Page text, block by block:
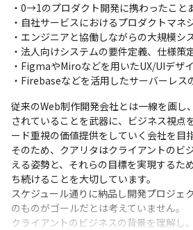
また、ご経験に合わさえて、PMとしてク
となり、上流の企画業務からプロジェク
の役割を担っていただきます。
◢◤働き方◢◤
メンバーのほとんどがエンジニアのため
個々がパフォーマンスを最大限発揮いた
すので、フルリモートの環境で働く場所
ただけます。
・0→1のプロダクト開発に携わったこと
・自社サービスにおけるプロダクトマネ
・エンジニアと協働しながらの大規模シ
・法人向けシステムの要件定義、仕様策
・FigmaやMiroなどを用いたUX/UIデザ
・Firebaseなどを活用したサーバーレス
従来のWeb制作開発会社とは一線を画し
されていることを武器に、ビジネス視点
ード重視の価値提供をしていく会社を目
そのため、クアリタはクライアントのビ
える姿勢と、それらの目標を実現するた
ち続けることを大切しています。
スケジュール通りに納品し開発プロジェ
のものがゴールだとは考えていません。
クライアントのビジネスの背景を理解し